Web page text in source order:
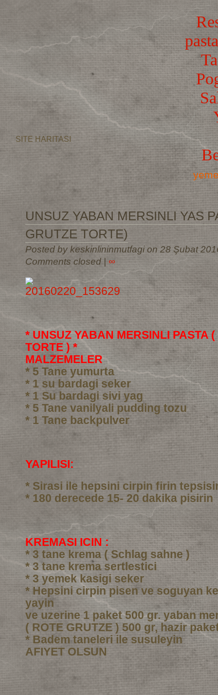
SITE HARITASI
UNSUZ YABAN MERSINLI YAS
GRUTZE TORTE)
Posted by keskinlininmutfagi on 28 Şubat
Comments closed| ∞
* UNSUZ YABAN MERSINLI PASTA
TORTE ) *
MALZEMELER
* 5 Tane yumurta
* 1 su bardagi seker
* 1 Su bardagi sivi yag
* 5 Tane vanilyali pudding tozu
* 1 Tane backpulver
YAPILISI:
* Sirasi ile hepsini cirpin firin
* 180 derecede 15- 20 dakika pisirin
KREMASI ICIN :
* 3 tane krema ( Schlag sahne )
* 3 tane krema sertlestici
* 3 yemek kasigi seker
* Hepsini cirpin pisen ve soguyan
yayin
ve uzerine 1 paket 500 gr. yaban
( ROTE GRUTZE ) 500 gr, hazir
* Badem taneleri ile susuleyin
AFIYET OLSUN